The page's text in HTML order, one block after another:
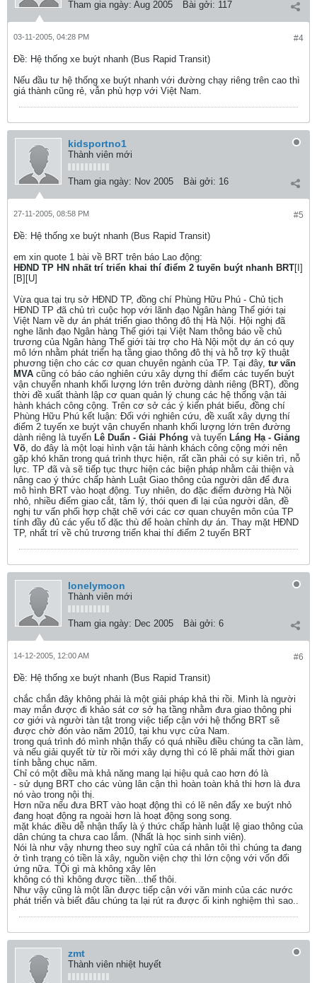
Tham gia ngày: Aug 2005 Bài gởi: 117
#4
03-11-2005, 04:28 PM
Ðề: Hệ thống xe buýt nhanh (Bus Rapid Transit)
Nếu đầu tư hệ thống xe buýt nhanh với đường chạy riêng trên cao thì
giá thành cũng rẻ, vẫn phù hợp với Việt Nam.
kidsportno1
Thành viên mới
Tham gia ngày: Nov 2005 Bài gởi: 16
#5
27-11-2005, 08:58 PM
Ðề: Hệ thống xe buýt nhanh (Bus Rapid Transit)
em xin quote 1 bài về BRT trên báo Lao động:
HĐND TP HN nhất trí triển khai thí điểm 2 tuyến buýt nhanh BRT[I]
[B][U]
Vừa qua tại trụ sở HĐND TP, đồng chí Phùng Hữu Phú - Chủ tịch
HĐND TP đã chủ trì cuộc họp với lãnh đạo Ngân hàng Thế giới tại
Việt Nam về dự án phát triển giao thông đô thị Hà Nội. Hội nghị đã
nghe lãnh đạo Ngân hàng Thế giới tại Việt Nam thông báo về chủ
trương của Ngân hàng Thế giới tài trợ cho Hà Nội một dự án có quy
mô lớn nhằm phát triển hạ tầng giao thông đô thị và hỗ trợ kỹ thuật
phương tiện cho các cơ quan chuyên ngành của TP. Tại đây, tư vấn
MVA cũng có báo cáo nghiên cứu xây dựng thí điểm các tuyến buýt
vận chuyển nhanh khối lượng lớn trên đường dành riêng (BRT), đồng
thời đề xuất thành lập cơ quan quản lý chung các hệ thống vận tải
hành khách công cộng. Trên cơ sở các ý kiến phát biểu, đồng chí
Phùng Hữu Phú kết luận: Đối với nghiên cứu, đề xuất xây dựng thí
điểm 2 tuyến xe buýt vận chuyển nhanh khối lượng lớn trên đường
dành riêng là tuyến Lê Duẩn - Giải Phóng và tuyến Láng Hạ - Giảng
Võ, do đây là một loại hình vận tải hành khách công cộng mới nên
gặp khó khăn trong quá trình thực hiện, rất cần phải có sự kiên trì, nỗ
lực. TP đã và sẽ tiếp tục thực hiện các biện pháp nhằm cải thiện và
nâng cao ý thức chấp hành Luật Giao thông của người dân để đưa
mô hình BRT vào hoạt động. Tuy nhiên, do đặc điểm đường Hà Nội
nhỏ, nhiều điểm giao cắt, tâm lý, thói quen đi lại của người dân, đề
nghị tư vấn phối hợp chặt chẽ với các cơ quan chuyên môn của TP
tính đầy đủ các yếu tố đặc thù để hoàn chỉnh dự án. Thay mặt HĐND
TP, nhất trí về chủ trương triển khai thí điểm 2 tuyến BRT
lonelymoon
Thành viên mới
Tham gia ngày: Dec 2005 Bài gởi: 6
#6
14-12-2005, 12:00 AM
Ðề: Hệ thống xe buýt nhanh (Bus Rapid Transit)
chắc chắn đây không phải là một giải pháp khả thi rồi. Mình là người
may mắn được đi khảo sát cơ sở hạ tầng nhằm đưa giao thông phi
cơ giới và người tàn tật trong việc tiếp cận với hệ thống BRT sẽ
được chờ đón vào năm 2010, tại khu vực cửa Nam.
trong quá trình đó mình nhận thấy có quá nhiều điều chúng ta cần làm,
và nếu giải quyết từ từ rồi mới xây dựng thì có lẽ phải mất thời gian
tính bằng chục năm.
Chỉ có một điều mà khả năng mang lại hiệu quả cao hơn đó là
- sử dụng BRT cho các vùng lân cận thì hoàn toàn khả thi hơn là đưa
nó vào trong nội thị.
Hơn nữa nếu đưa BRT vào hoạt động thì có lẽ nên đẩy xe buýt nhỏ
đang hoạt động ra ngoài hơn là hoạt động song song.
mặt khác điều dễ nhận thấy là ý thức chấp hành luật lệ giao thông của
dân chúng ta chưa cao lắm. (Nhất là học sinh sinh viên).
Nói là như vậy nhưng theo suy nghĩ của cá nhân tôi thì chúng ta đang
ở tình trạng có tiền là xây, nguồn viện chợ thì lớn cộng với vốn đối
ứng nữa. TỘi gì mà không xây lên
không có thì không được tiền...thế thôi.
Như vậy cũng là một lần được tiếp cận với văn minh của các nước
phát triển và biết đâu chúng ta lại rút ra được ối kinh nghiệm thì sao..
zmt
Thành viên nhiệt huyết